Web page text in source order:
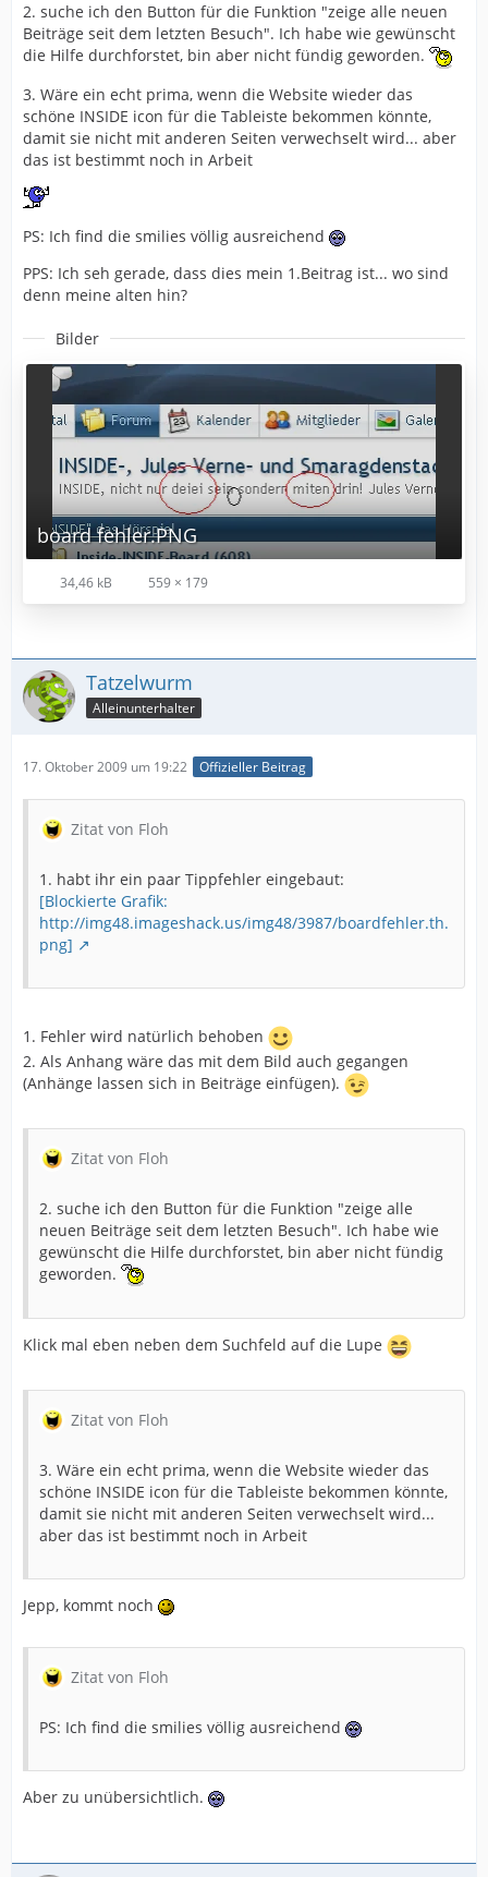
2. suche ich den Button für die Funktion "zeige alle neuen
Beiträge seit dem letzten Besuch". Ich habe wie gewünscht
die Hilfe durchforstet, bin aber nicht fündig geworden.
3. Wäre ein echt prima, wenn die Website wieder das
schöne INSIDE icon für die Tableiste bekommen könnte,
damit sie nicht mit anderen Seiten verwechselt wird... aber
das ist bestimmt noch in Arbeit
PS: Ich find die smilies völlig ausreichend
PPS: Ich seh gerade, dass dies mein 1.Beitrag ist... wo sind
denn meine alten hin?
Bilder
board fehler.PNG
34,46 kB 559 × 179
Tatzelwurm
Alleinunterhalter
17. Oktober 2009 um 19:22 Offizieller Beitrag
Zitat von Floh
1. habt ihr ein paar Tippfehler eingebaut:
[Blockierte Grafik:
http://img48.imageshack.us/img48/3987/boardfehler.th.
png]
1. Fehler wird natürlich behoben
2. Als Anhang wäre das mit dem Bild auch gegangen
(Anhänge lassen sich in Beiträge einfügen).
Zitat von Floh
2. suche ich den Button für die Funktion "zeige alle
neuen Beiträge seit dem letzten Besuch". Ich habe wie
gewünscht die Hilfe durchforstet, bin aber nicht fündig
geworden.
Klick mal eben neben dem Suchfeld auf die Lupe
Zitat von Floh
3. Wäre ein echt prima, wenn die Website wieder das
schöne INSIDE icon für die Tableiste bekommen könnte,
damit sie nicht mit anderen Seiten verwechselt wird...
aber das ist bestimmt noch in Arbeit
Jepp, kommt noch
Zitat von Floh
PS: Ich find die smilies völlig ausreichend
Aber zu unübersichtlich.